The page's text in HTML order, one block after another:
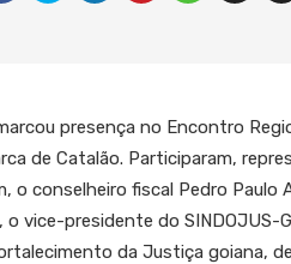
presença no Encontro
de Catalão. Participaram,
o conselheiro fiscal Pedro Paulo
vice-presidente do SINDOJUS-
da Justiça goiana,